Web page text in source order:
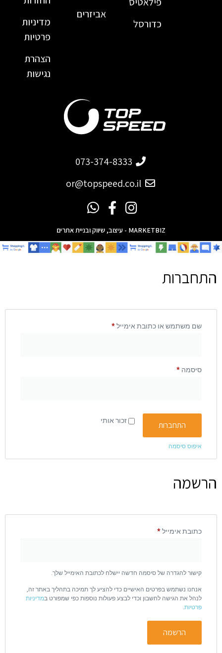
כדורסל
אביזרים
מדיניות
פרטיות
הצהרת
נגישות
073-374-8333
or@topspeed.co.il
MARKETBIZ - עיצוב, שיווק ובניית אתרים
התחברות
שם משתמש או כתובת אימייל*
סיסמה *
זכור אותי התחברות
איפוס סיסמה
הרשמה
כתובת אימייל*
קישור להגדרה של סיסמה חדשה יישלח לכתובת האימייל שלך.
אנחנו נשתמש בפרטים האישיים כדי להציע לך תמיכה בתהליך באתר זה,
לנהל את הגישה לחשבון וכדי לבצע פעולות נוספות כפי שמפורט במדיניות
פרטיות
הרשמה